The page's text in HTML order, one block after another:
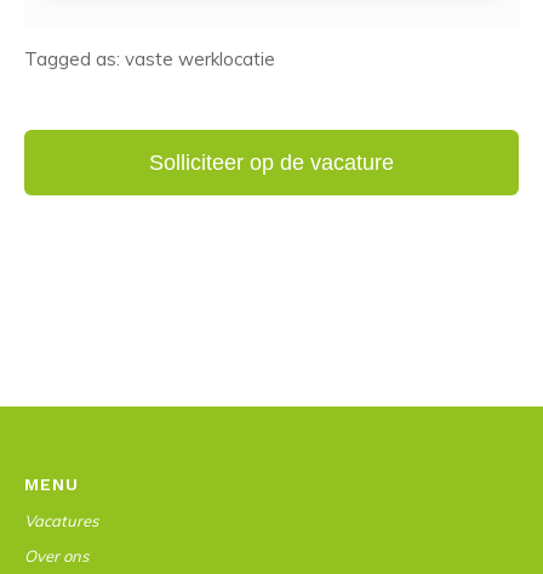
Tagged as: vaste werklocatie
MENU
Vacatures
Over ons